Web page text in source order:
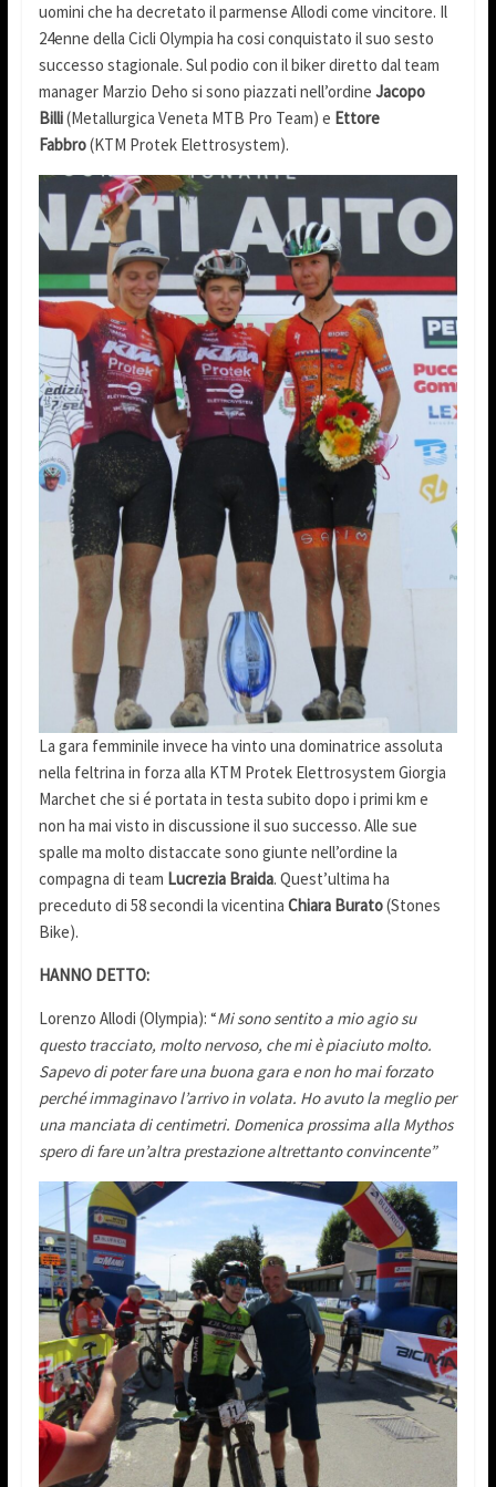
uomini che ha decretato il parmense Allodi come vincitore. Il
24enne della Cicli Olympia ha cosi conquistato il suo sesto
successo stagionale. Sul podio con il biker diretto dal team
manager Marzio Deho si sono piazzati nell’ordine Jacopo
Billi(Metallurgica Veneta MTB Pro Team) e Ettore
Fabbro(KTM Protek Elettrosystem).
La gara femminile invece ha vinto una dominatrice assoluta
nella feltrina in forza alla KTM Protek Elettrosystem Giorgia
Marchet che si é portata in testa subito dopo i primi km e
non ha mai visto in discussione il suo successo. Alle sue
spalle ma molto distaccate sono giunte nell’ordine la
compagna di team Lucrezia Braida. Quest’ultima ha
preceduto di 58 secondi la vicentina Chiara Burato(Stones
Bike).
HANNO DETTO:
Lorenzo Allodi (Olympia): “Mi sono sentito a mio agio su
questo tracciato, molto nervoso, che mi è piaciuto molto.
Sapevo di poter fare una buona gara e non ho mai forzato
perché immaginavo l’arrivo in volata. Ho avuto la meglio per
una manciata di centimetri. Domenica prossima alla Mythos
spero di fare un’altra prestazione altrettanto convincente”